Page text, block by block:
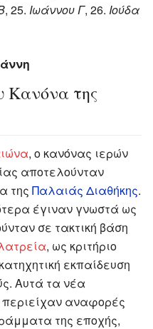
, 25. Ιωάννου Γ, 26. Ιούδα
Κανόνα της
, ο κανόνας ιερών
αποτελούνταν
της Παλαιάς Διαθήκης.
έγιναν γνωστά ως
σε τακτική βάση
, ως κριτήριο
εκπαίδευση
Αυτά τα νέα
αναφορές
της εποχής,